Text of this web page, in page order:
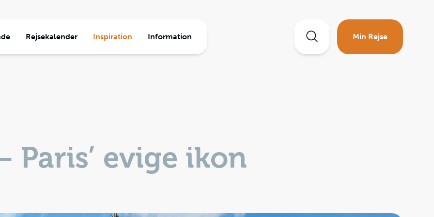
Rejsekalender Inspiration Information Min Rejse
Paris’ evige ikon